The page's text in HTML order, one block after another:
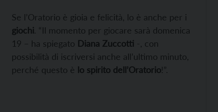
Se l’Oratorio è gioia e felicità, lo è anche per i
giochi. “Il momento per giocare sarà domenica
19 – ha spiegato Diana Zuccotti -, con
possibilità di iscriversi anche all’ultimo minuto,
perché questo è lo spirito dell’Oratorio!”.